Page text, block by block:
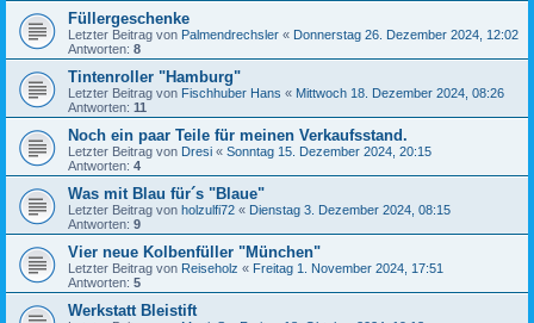
Füllergeschenke
Letzter Beitrag von Palmendrechsler « Donnerstag 26. Dezember 2024, 12:02
Antworten: 8
Tintenroller "Hamburg"
Letzter Beitrag von Fischhuber Hans « Mittwoch 18. Dezember 2024, 08:26
Antworten: 11
Noch ein paar Teile für meinen Verkaufsstand.
Letzter Beitrag von Dresi « Sonntag 15. Dezember 2024, 20:15
Antworten: 4
Was mit Blau für´s "Blaue"
Letzter Beitrag von holzulfi72 « Dienstag 3. Dezember 2024, 08:15
Antworten: 9
Vier neue Kolbenfüller "München"
Letzter Beitrag von Reiseholz « Freitag 1. November 2024, 17:51
Antworten: 5
Werkstatt Bleistift